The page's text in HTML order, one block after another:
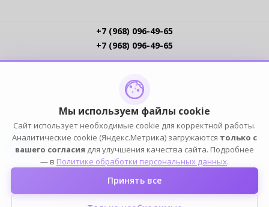
+7 (968) 096-49-65
+7 (968) 096-49-65
Политика обработки ПДн
Публичная оферта
ПОДПИСЫВАЙСЯ
2004-2026 © ELIA — ИП Елин К.Н. (ОГРНИП 316774600249101, ИНН 772391778153). Оптовый
магазин домашней одежды, белья, обуви и аксессуаров. Все права защищены.
Мы используем файлы cookie
Сайт использует необходимые cookie для корректной работы.
Аналитические cookie (Яндекс.Метрика) загружаются только с
вашего согласия для улучшения качества сайта. Подробнее
— в Политике обработки персональных данных.
Принять все